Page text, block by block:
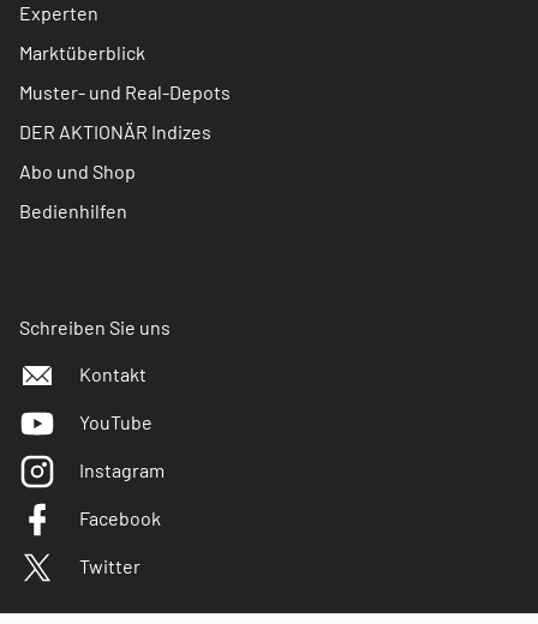
Experten
Marktüberblick
Muster- und Real-Depots
DER AKTIONÄR Indizes
Abo und Shop
Bedienhilfen
Schreiben Sie uns
Kontakt
YouTube
Instagram
Facebook
Twitter